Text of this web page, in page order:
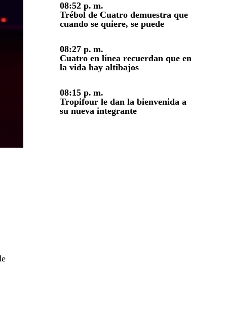
08:52 p. m.
Trébol de Cuatro demuestra que
cuando se quiere, se puede
08:27 p. m.
Cuatro en línea recuerdan que en
la vida hay altibajos
08:15 p. m.
Tropifour le dan la bienvenida a
su nueva integrante